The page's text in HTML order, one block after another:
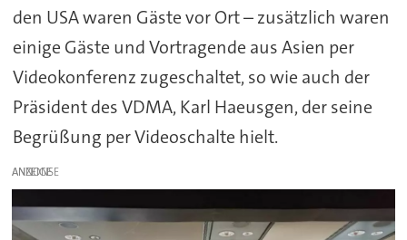
den USA waren Gäste vor Ort – zusätzlich waren
einige Gäste und Vortragende aus Asien per
Videokonferenz zugeschaltet, so wie auch der
Präsident des VDMA, Karl Haeusgen, der seine
Begrüßung per Videoschalte hielt.
ANZEIGE